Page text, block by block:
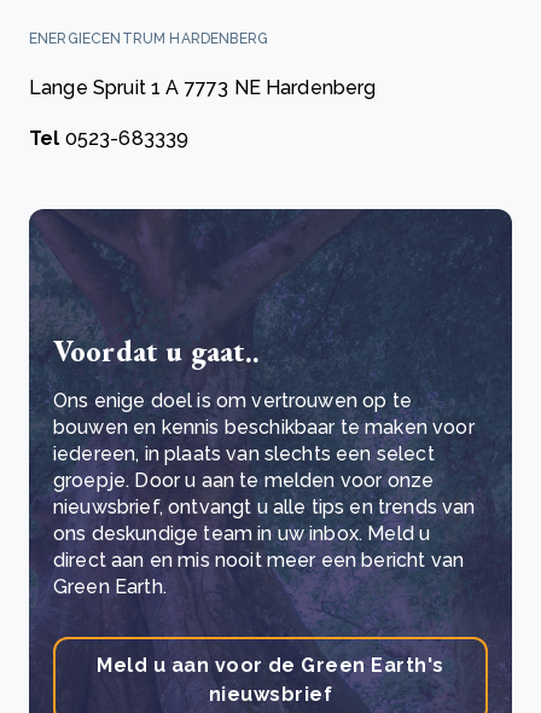
ENERGIECENTRUM HARDENBERG
Lange Spruit 1 A 7773 NE Hardenberg
Tel 0523-683339
Voordat u gaat..
Ons enige doel is om vertrouwen op te
bouwen en kennis beschikbaar te maken voor
iedereen, in plaats van slechts een select
groepje. Door u aan te melden voor onze
nieuwsbrief, ontvangt u alle tips en trends van
ons deskundige team in uw inbox. Meld u
direct aan en mis nooit meer een bericht van
Green Earth.
Meld u aan voor de Green Earth's
nieuwsbrief